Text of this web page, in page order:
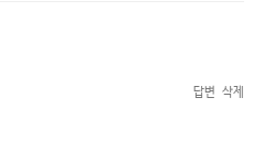
답변 삭제